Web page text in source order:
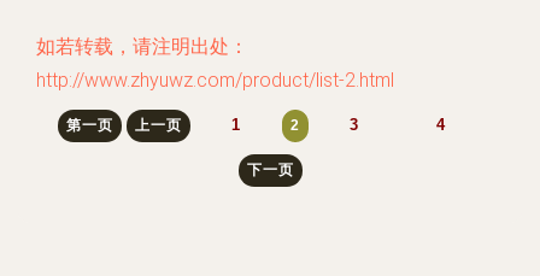
如若转载，请注明出处：
http://www.zhyuwz.com/product/list-2.html
第一页 上一页 1 2 3 4
下一页